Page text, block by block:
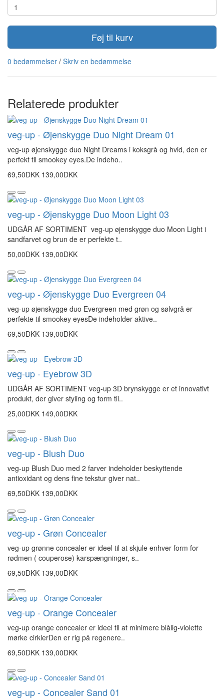
Føj til kurv
0 bedømmelser / Skriv en bedømmelse
Relaterede produkter
veg-up - Øjenskygge Duo Night Dream 01
veg-up øjenskygge duo Night Dreams i koksgrå og hvid, den er
perfekt til smookey eyes.De indeho..
69,50DKK 139,00DKK
veg-up - Øjenskygge Duo Moon Light 03
UDGÅR AF SORTIMENT veg-up øjenskygge duo Moon Light i
sandfarvet og brun de er perfekte t..
50,00DKK 139,00DKK
veg-up - Øjenskygge Duo Evergreen 04
veg-up øjenskygge duo Evergreen med grøn og sølvgrå er
perfekte til smookey eyesDe indeholder aktive..
69,50DKK 139,00DKK
veg-up - Eyebrow 3D
UDGÅR AF SORTIMENT veg-up 3D brynskygge er et innovativt
produkt, der giver styling og form til..
25,00DKK 149,00DKK
veg-up - Blush Duo
veg-up Blush Duo med 2 farver indeholder beskyttende
antioxidant og dens fine tekstur giver nat..
69,50DKK 139,00DKK
veg-up - Grøn Concealer
veg-up grønne concealer er ideel til at skjule enhver form for
rødmen ( couperose) karspængninger, s..
69,50DKK 139,00DKK
veg-up - Orange Concealer
veg-up orange concealer er ideel til at minimere blålig-violette
mørke cirklerDen er rig på regenere..
69,50DKK 139,00DKK
veg-up - Concealer Sand 01